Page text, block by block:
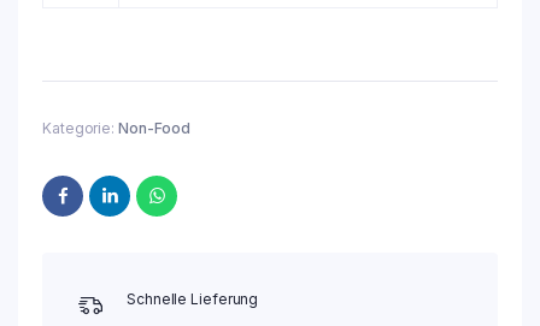
Kategorie: Non-Food
Schnelle Lieferung